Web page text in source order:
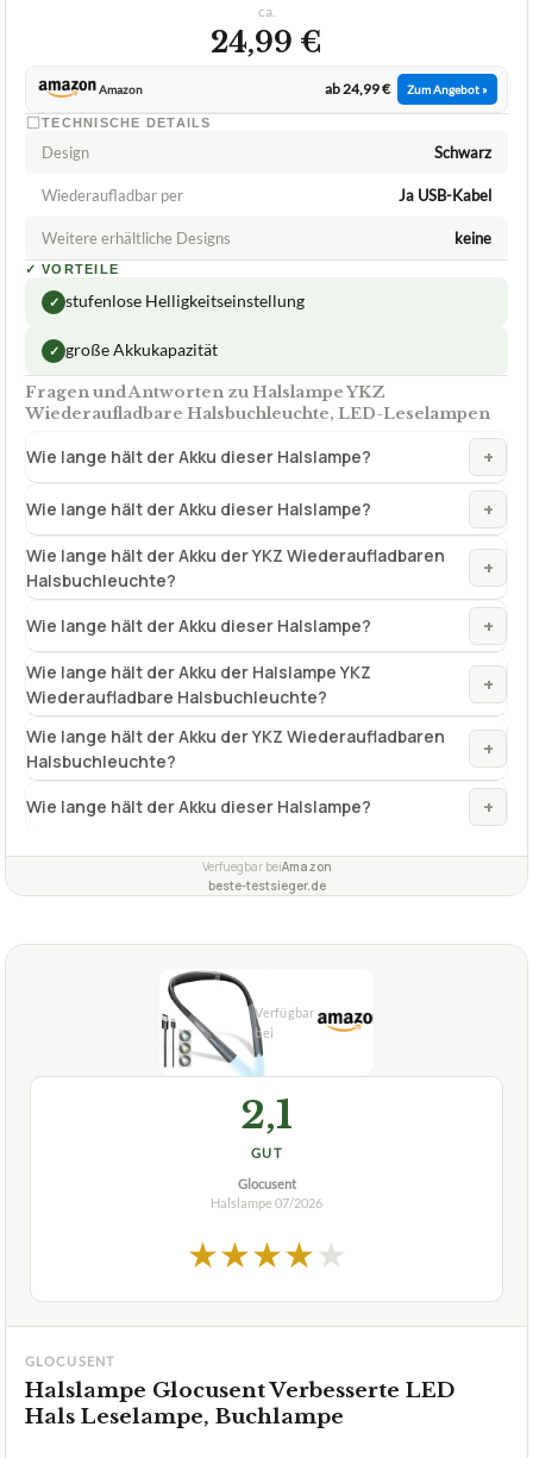
ca.
24,99 €
Amazon ab 24,99 € Zum Angebot »
TECHNISCHE DETAILS
Design Schwarz
Wiederaufladbar per Ja USB-Kabel
Weitere erhältliche Designs keine
✓ VORTEILE
✓ stufenlose Helligkeitseinstellung
✓ große Akkukapazität
Fragen und Antworten zu Halslampe YKZ
Wiederaufladbare Halsbuchleuchte, LED-Leselampen
Wie lange hält der Akku dieser Halslampe? +
Wie lange hält der Akku dieser Halslampe? +
Wie lange hält der Akku der YKZ Wiederaufladbaren
Halsbuchleuchte?
+
Wie lange hält der Akku dieser Halslampe? +
Wie lange hält der Akku der Halslampe YKZ
Wiederaufladbare Halsbuchleuchte?
+
Wie lange hält der Akku der YKZ Wiederaufladbaren
Halsbuchleuchte?
+
Wie lange hält der Akku dieser Halslampe? +
Verfuegbar beiAmazon
beste-testsieger.de
2,1
GUT
Glocusent
Halslampe 07/2026
★★★★★
GLOCUSENT
Halslampe Glocusent Verbesserte LED
Hals Leselampe, Buchlampe